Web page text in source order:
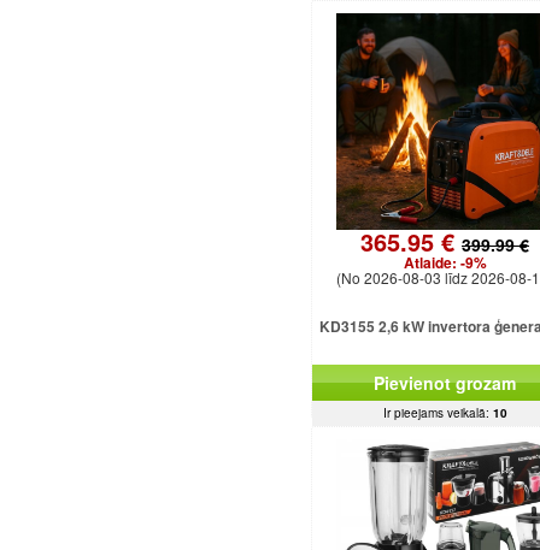
365.95 €399.99 €
Atlaide: -9%
(No 2026-08-03 līdz 2026-08-
KD3155 2,6 kW invertora
Pievienot grozam
Ir pieejams veikalā: 10